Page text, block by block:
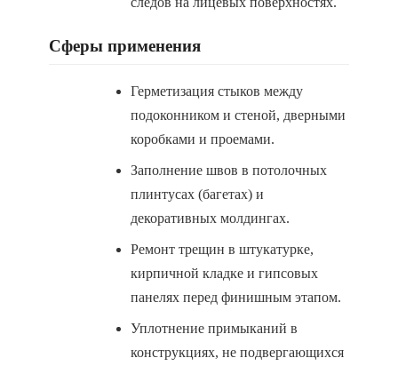
Сферы применения
Герметизация стыков между
подоконником и стеной, дверными
коробками и проемами.
Заполнение швов в потолочных
плинтусах (багетах) и
декоративных молдингах.
Ремонт трещин в штукатурке,
кирпичной кладке и гипсовых
панелях перед финишным этапом.
Уплотнение примыканий в
конструкциях, не подвергающихся